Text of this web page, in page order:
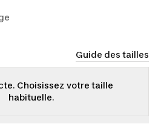
Guide des tailles
Choisissez votre taille
habituelle.